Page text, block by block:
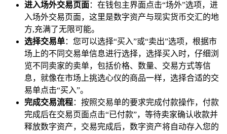
进入场外交易页面：在钱包主界面点击“场外”选项，进
入场外交易页面，这里是数字资产与现实货币交汇的地
方,充满了无限可能。
选择交易单：您可以选择“买入”或“卖出”选项，根据市
场上的不同交易单信息进行选择，选择买入时，仔细浏
览不同卖家的卖单，包括价格、数量、交易方式等信
息，就像在市场上挑选心仪的商品一样，选择合适的交
易单点击“买入”。
完成交易流程：按照交易单的要求完成付款操作，付款
完成后在交易页面点击“已付款”，等待卖家确认收款并
释放数字资产，交易完成后，数字资产将自动存入您的